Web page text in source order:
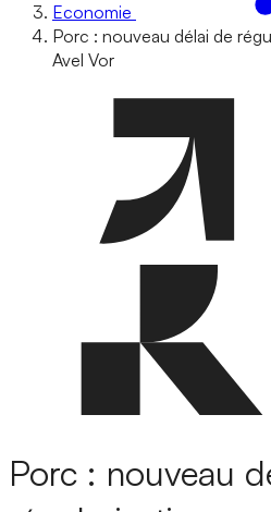
Economie
Porc : nouveau délai de
Avel Vor
Porc : nouveau